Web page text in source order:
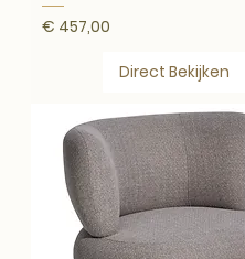
Prijs
€ 457,00
Direct Bekijken